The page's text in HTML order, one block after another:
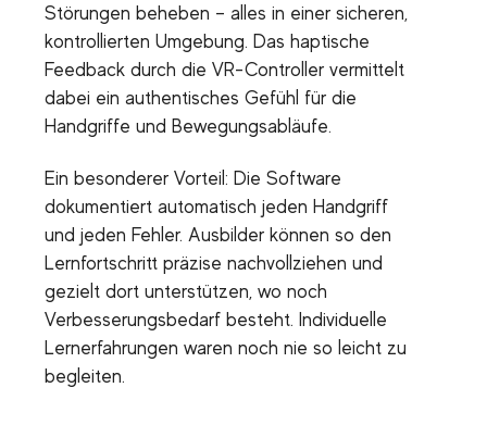
Störungen beheben – alles in einer sicheren,
kontrollierten Umgebung. Das haptische
Feedback durch die VR-Controller vermittelt
dabei ein authentisches Gefühl für die
Handgriffe und Bewegungsabläufe.
Ein besonderer Vorteil: Die Software
dokumentiert automatisch jeden Handgriff
und jeden Fehler. Ausbilder können so den
Lernfortschritt präzise nachvollziehen und
gezielt dort unterstützen, wo noch
Verbesserungsbedarf besteht. Individuelle
Lernerfahrungen waren noch nie so leicht zu
begleiten.